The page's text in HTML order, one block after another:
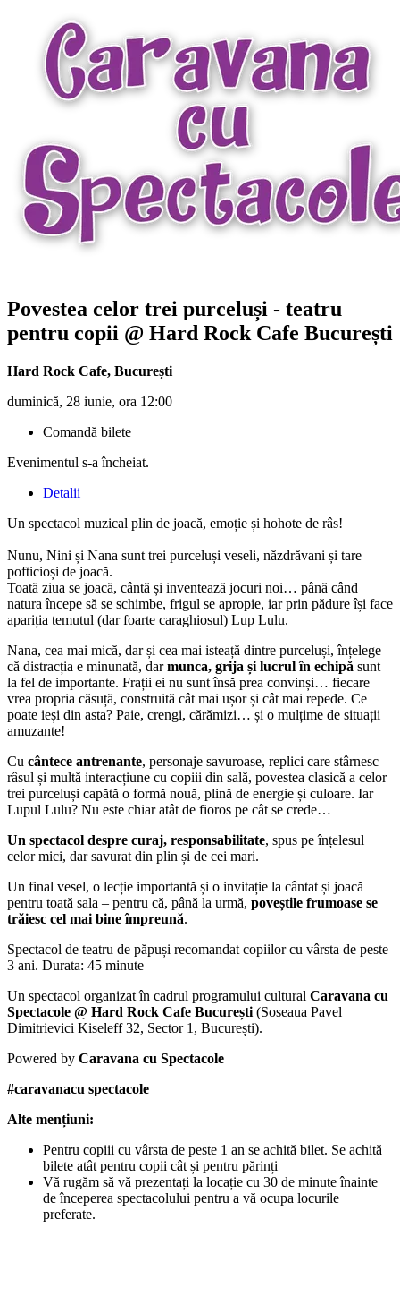
Povestea celor trei purceluși - teatru
pentru copii @ Hard Rock Cafe București
Hard Rock Cafe, București
duminică, 28 iunie, ora 12:00
Comandă bilete
Evenimentul s-a încheiat.
Detalii
Un spectacol muzical plin de joacă, emoție și hohote de râs!
Nunu, Nini și Nana sunt trei purceluși veseli, năzdrăvani și tare
pofticioși de joacă.
Toată ziua se joacă, cântă și inventează jocuri noi… până când
natura începe să se schimbe, frigul se apropie, iar prin pădure își face
apariția temutul (dar foarte caraghiosul) Lup Lulu.
Nana, cea mai mică, dar și cea mai isteață dintre purceluși, înțelege
că distracția e minunată, darmunca, grija și lucrul în echipă sunt
la fel de importante. Frații ei nu sunt însă prea convinși… fiecare
vrea propria căsuță, construită cât mai ușor și cât mai repede. Ce
poate ieși din asta? Paie, crengi, cărămizi… și o mulțime de situații
amuzante!
Cu cântece antrenante, personaje savuroase, replici care stârnesc
râsul și multă interacțiune cu copiii din sală, povestea clasică a celor
trei purceluși capătă o formă nouă, plină de energie și culoare. Iar
Lupul Lulu? Nu este chiar atât de fioros pe cât se crede…
Un spectacol despre curaj, responsabilitate, spus pe înțelesul
celor mici, dar savurat din plin și de cei mari.
Un final vesel, o lecție importantă și o invitație la cântat și joacă
pentru toată sala – pentru că, până la urmă, poveștile frumoase se
trăiesc cel mai bine împreună.
Spectacol de teatru de păpuși recomandat copiilor cu vârsta de peste
3 ani. Durata: 45 minute
Un spectacol organizat în cadrul programului cultural Caravana cu
Spectacole @ Hard Rock Cafe București (Soseaua Pavel
Dimitrievici Kiseleff 32, Sector 1, București).
Powered by Caravana cu Spectacole
#caravanacu spectacole
Alte mențiuni:
Pentru copiii cu vârsta de peste 1 an se achită bilet. Se achită
bilete atât pentru copii cât și pentru părinți
Vă rugăm să vă prezentați la locație cu 30 de minute înainte
de începerea spectacolului pentru a vă ocupa locurile
preferate.